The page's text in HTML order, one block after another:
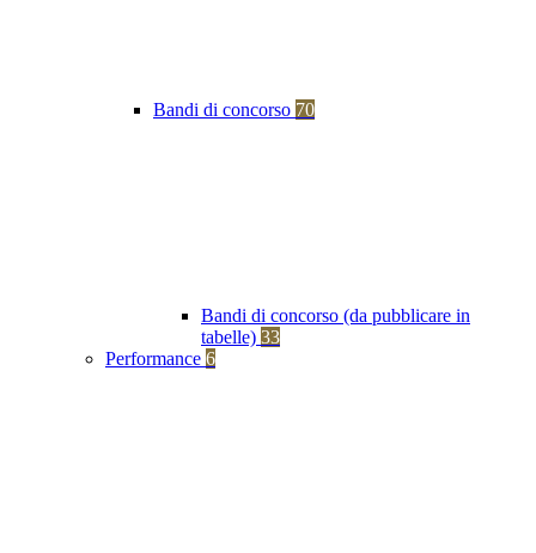
Bandi di concorso 70
Bandi di concorso (da pubblicare in
tabelle) 33
Performance 6